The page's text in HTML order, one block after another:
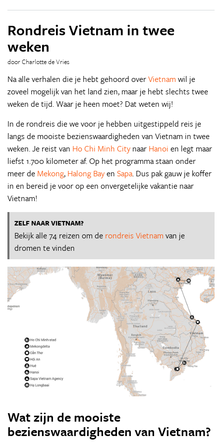
Rondreis Vietnam in twee
weken
door Charlotte de Vries
Na alle verhalen die je hebt gehoord overVietnam wil je
zoveel mogelijk van het land zien, maar je hebt slechts twee
weken de tijd. Waar je heen moet? Dat weten wij!
In de rondreis die we voor je hebben uitgestippeld reis je
langs de mooiste bezienswaardigheden van Vietnam in twee
weken. Je reist van Ho Chi Minh City naar Hanoi en legt maar
liefst 1.700 kilometer af. Op het programma staan onder
meer de Mekong, Halong Bayen Sapa. Dus pak gauw je koffer
in en bereid je voor op een onvergetelijke vakantie naar
Vietnam!
ZELF NAAR VIETNAM?
Bekijk alle 74 reizen om de rondreis Vietnam van je
dromen te vinden
Wat zijn de mooiste
bezienswaardigheden van Vietnam?